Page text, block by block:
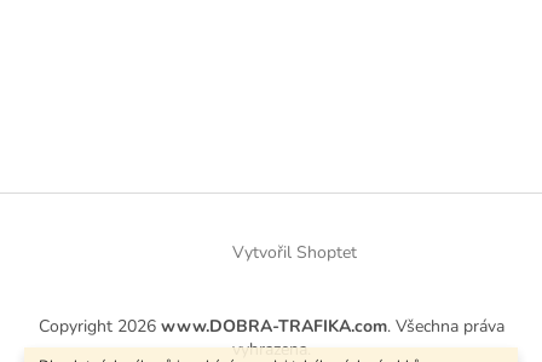
Vytvořil Shoptet
Copyright 2026 www.DOBRA-TRAFIKA.com. Všechna práva
vyhrazena.